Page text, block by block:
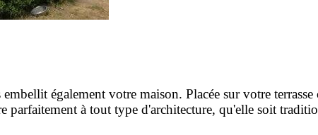
également votre maison. Placée sur votre
parfaitement à tout type d'architecture, qu'elle soit